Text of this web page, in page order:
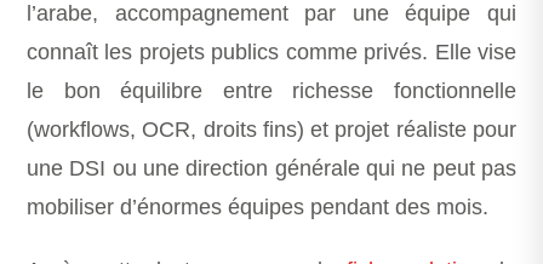
l’arabe, accompagnement par une équipe qui
connaît les projets publics comme privés. Elle vise
le bon équilibre entre richesse fonctionnelle
(workflows, OCR, droits fins) et projet réaliste pour
une DSI ou une direction générale qui ne peut pas
mobiliser d’énormes équipes pendant des mois.